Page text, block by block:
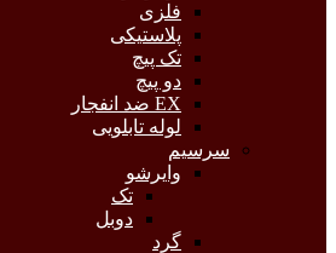
فلزی
پلاستیکی
تک پیچ
دو پیچ
EX ضد انفجار
لوله تابلویی
سرسیم
وایرشو
تک
دوبل
گرد